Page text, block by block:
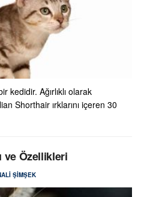
kedidir. Ağırlıklı olarak
Shorthair ırklarını içeren 30
ve Özellikleri
ŞIMŞEK